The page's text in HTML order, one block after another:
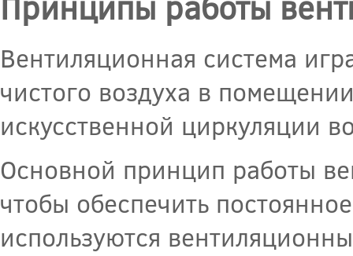
Вентиляционная система
чистого воздуха в
искусственной циркуляции
Основной принцип работы
чтобы обеспечить
используются